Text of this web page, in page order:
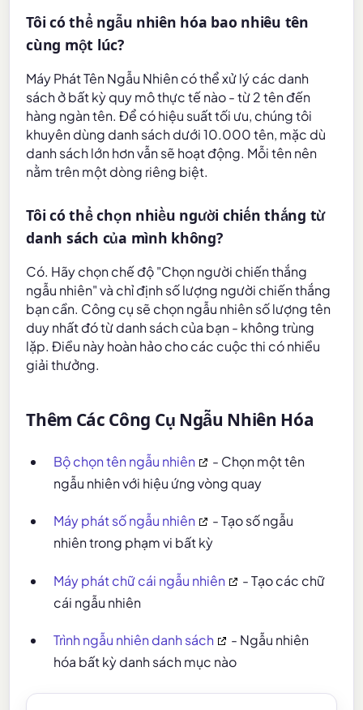
Tôi có thể ngẫu nhiên hóa bao nhiêu tên
cùng một lúc?
Máy Phát Tên Ngẫu Nhiên có thể xử lý các danh
sách ở bất kỳ quy mô thực tế nào - từ 2 tên đến
hàng ngàn tên. Để có hiệu suất tối ưu, chúng tôi
khuyên dùng danh sách dưới 10.000 tên, mặc dù
danh sách lớn hơn vẫn sẽ hoạt động. Mỗi tên nên
nằm trên một dòng riêng biệt.
Tôi có thể chọn nhiều người chiến thắng từ
danh sách của mình không?
Có. Hãy chọn chế độ "Chọn người chiến thắng
ngẫu nhiên" và chỉ định số lượng người chiến thắng
bạn cần. Công cụ sẽ chọn ngẫu nhiên số lượng tên
duy nhất đó từ danh sách của bạn - không trùng
lặp. Điều này hoàn hảo cho các cuộc thi có nhiều
giải thưởng.
Thêm Các Công Cụ Ngẫu Nhiên Hóa
Bộ chọn tên ngẫu nhiên
- Chọn một tên
ngẫu nhiên với hiệu ứng vòng quay
Máy phát số ngẫu nhiên
- Tạo số ngẫu
nhiên trong phạm vi bất kỳ
Máy phát chữ cái ngẫu nhiên
- Tạo các chữ
cái ngẫu nhiên
Trình ngẫu nhiên danh sách
- Ngẫu nhiên
hóa bất kỳ danh sách mục nào